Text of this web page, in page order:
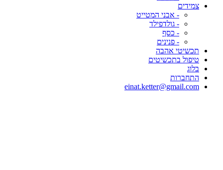
צמידים
- אבני המטייט
- גולדפילד
- כסף
- פנינים
תכשיטי אהבה
טיפול בתכשיטים
בלוג
התחברות
einat.ketter@gmail.com